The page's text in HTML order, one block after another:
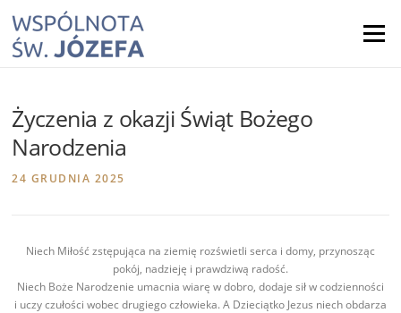
content
Menu
Życzenia z okazji Świąt Bożego
Narodzenia
24 GRUDNIA 2025
Niech Miłość zstępująca na ziemię rozświetli serca i domy, przynosząc
pokój, nadzieję i prawdziwą radość.
Niech Boże Narodzenie umacnia wiarę w dobro, dodaje sił w codzienności
i uczy czułości wobec drugiego człowieka. A Dzieciątko Jezus niech obdarza